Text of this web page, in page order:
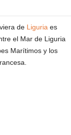
de Liguria es
el Mar de Liguria
Marítimos y los